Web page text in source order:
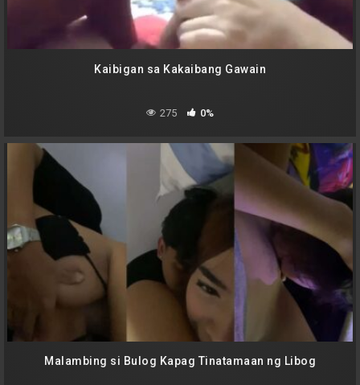
Kaibigan sa Kakaibang Gawain
275 0%
Malambing si Bulog Kapag Tinatamaan ng Libog